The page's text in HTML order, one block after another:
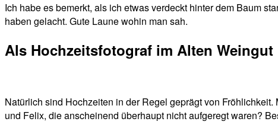
Ich habe es bemerkt, als ich etwas verdeckt hinter dem Baum
haben gelacht. Gute Laune wohin man sah.
Als Hochzeitsfotograf im Alten Weingut
Natürlich sind Hochzeiten in der Regel geprägt von
und Felix, die anscheinend überhaupt nicht aufgeregt waren?